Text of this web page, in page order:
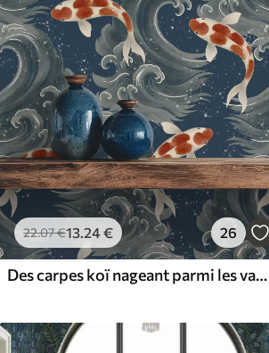
22.07€13.24€ 26
Des carpes koï nageant parmi les vagues spectaculaires de l'océan